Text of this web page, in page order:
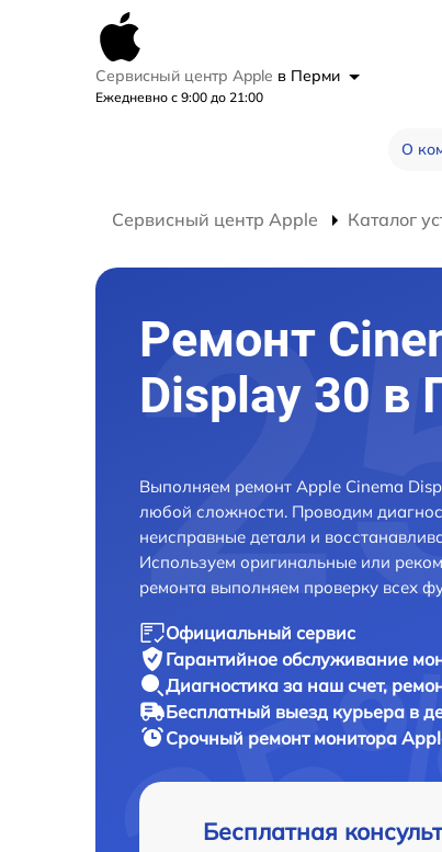
Сервисный центр Apple в Перми
Ежедневно с 9:00 до 21:00
О
Сервисный центр Apple Каталог
Ремонт
Display 30 в
Выполняем ремонт Apple Cinema
любой сложности. Проводим
неисправные детали и
Используем оригинальные или
ремонта выполняем проверку всех
Официальный сервис
Гарантийное обслуживание
Диагностика за наш счет,
Бесплатный выезд курьера в
Срочный ремонт монитора
Бесплатная